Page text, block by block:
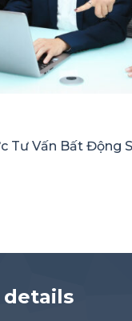
Tư Vấn Bất Động